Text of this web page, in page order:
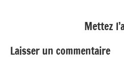
Mettez
Laisser un commentaire